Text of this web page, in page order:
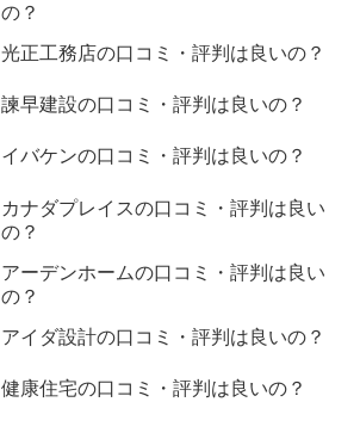
の？
光正工務店の口コミ・評判は良いの？
諫早建設の口コミ・評判は良いの？
イバケンの口コミ・評判は良いの？
カナダプレイスの口コミ・評判は良い
の？
アーデンホームの口コミ・評判は良い
の？
アイダ設計の口コミ・評判は良いの？
健康住宅の口コミ・評判は良いの？